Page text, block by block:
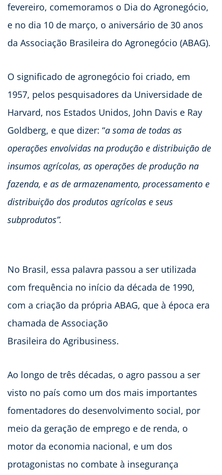
fevereiro, comemoramos o Dia do Agronegócio,
e no dia 10 de março, o aniversário de 30 anos
da Associação Brasileira do Agronegócio (ABAG).
O significado de agronegócio foi criado, em
1957, pelos pesquisadores da Universidade de
Harvard, nos Estados Unidos, John Davis e Ray
Goldberg, e que dizer: “a soma de todas as
operações envolvidas na produção e distribuição de
insumos agrícolas, as operações de produção na
fazenda, e as de armazenamento, processamento e
distribuição dos produtos agrícolas e seus
subprodutos”.
No Brasil, essa palavra passou a ser utilizada
com frequência no início da década de 1990,
com a criação da própria ABAG, que à época era
chamada de Associação
Brasileira do Agribusiness.
Ao longo de três décadas, o agro passou a ser
visto no país como um dos mais importantes
fomentadores do desenvolvimento social, por
meio da geração de emprego e de renda, o
motor da economia nacional, e um dos
protagonistas no combate à insegurança